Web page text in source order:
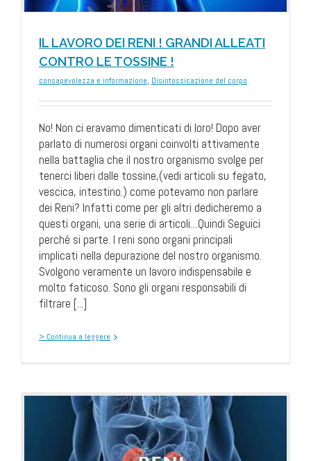
IL LAVORO DEI RENI ! GRANDI ALLEATI
CONTRO LE TOSSINE !
consapevolezza e informazione, Disintossicazione del corpo
No! Non ci eravamo dimenticati di loro! Dopo aver
parlato di numerosi organi coinvolti attivamente
nella battaglia che il nostro organismo svolge per
tenerci liberi dalle tossine,(vedi articoli su fegato,
vescica, intestino.) come potevamo non parlare
dei Reni? Infatti come per gli altri dedicheremo a
questi organi, una serie di articoli…Quindi Seguici
perché si parte. I reni sono organi principali
implicati nella depurazione del nostro organismo.
Svolgono veramente un lavoro indispensabile e
molto faticoso. Sono gli organi responsabili di
filtrare [...]
> Continua a leggere